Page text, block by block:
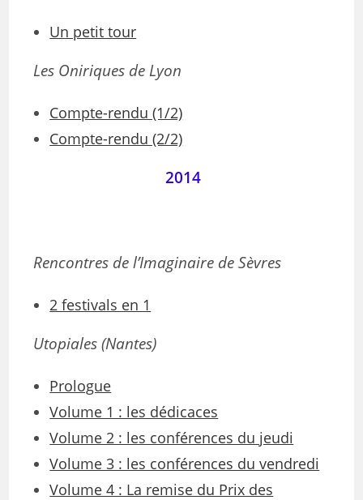
Un petit tour
Les Oniriques de Lyon
Compte-rendu (1/2)
Compte-rendu (2/2)
2014
Rencontres de l’Imaginaire de Sèvres
2 festivals en 1
Utopiales(Nantes)
Prologue
Volume 1 : les dédicaces
Volume 2 : les conférences du jeudi
Volume 3 : les conférences du vendredi
Volume 4 : La remise du Prix des